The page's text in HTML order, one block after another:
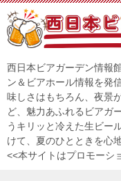
西日本ビアガーデン情報
ン＆ビアホール情報を発
味しさはもちろん、夜景
ど、魅力あふれるビアガ
うキリッと冷えた生ビー
けて、夏のひとときを心
<<本サイトはプロモーシ